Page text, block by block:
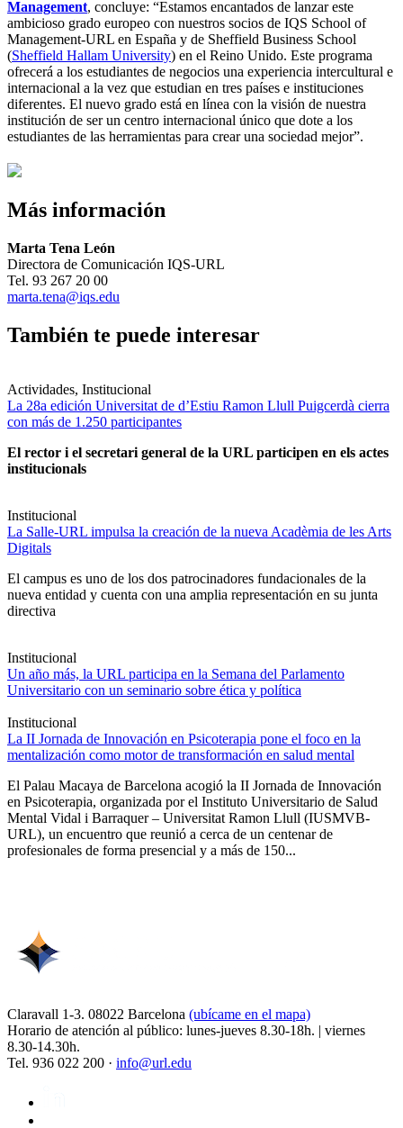
Management, concluye: “Estamos encantados de lanzar este
ambicioso grado europeo con nuestros socios de IQS School of
Management-URL en España y de Sheffield Business School
(Sheffield Hallam University) en el Reino Unido. Este programa
ofrecerá a los estudiantes de negocios una experiencia intercultural e
internacional a la vez que estudian en tres países e instituciones
diferentes. El nuevo grado está en línea con la visión de nuestra
institución de ser un centro internacional único que dote a los
estudiantes de las herramientas para crear una sociedad mejor”.
Más información
Marta Tena León
Directora de Comunicación IQS-URL
Tel. 93 267 20 00
marta.tena@iqs.edu
También te puede interesar
Actividades, Institucional
La 28a edición Universitat de d’Estiu Ramon Llull Puigcerdà cierra
con más de 1.250 participantes
El rector i el secretari general de la URL participen en els actes
institucionals
Institucional
La Salle-URL impulsa la creación de la nueva Acadèmia de les Arts
Digitals
El campus es uno de los dos patrocinadores fundacionales de la
nueva entidad y cuenta con una amplia representación en su junta
directiva
Institucional
Un año más, la URL participa en la Semana del Parlamento
Universitario con un seminario sobre ética y política
Institucional
La II Jornada de Innovación en Psicoterapia pone el foco en la
mentalización como motor de transformación en salud mental
El Palau Macaya de Barcelona acogió la II Jornada de Innovación
en Psicoterapia, organizada por el Instituto Universitario de Salud
Mental Vidal i Barraquer – Universitat Ramon Llull (IUSMVB-
URL), un encuentro que reunió a cerca de un centenar de
profesionales de forma presencial y a más de 150...
Claravall 1-3. 08022 Barcelona (ubícame en el mapa)
Horario de atención al público: lunes-jueves 8.30-18h. | viernes
8.30-14.30h.
Tel. 936 022 200 · info@url.edu